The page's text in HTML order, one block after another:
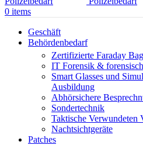
0 items
Geschäft
Behördenbedarf
Zertifizierte Faraday
IT Forensik &
Smart Glasses und
Ausbildung
Abhörsichere
Sondertechnik
Taktische Verwundeten
Nachtsichtgeräte
Patches